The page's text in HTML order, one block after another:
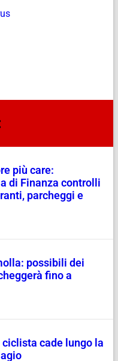
più care:
di Finanza controlli
parcheggi e
possibili dei
fino a
cade lungo la